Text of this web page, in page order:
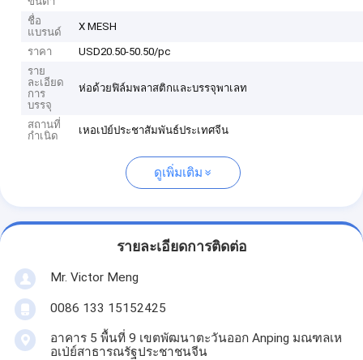
ชื่อ
แบรนด์
X MESH
ราคา
USD20.50-50.50/pc
ราย
ละเอียด
การ
บรรจุ
ห่อด้วยฟิล์มพลาสติกและบรรจุพาเลท
สถานที่
กำเนิด
เหอเป่ย์ประชาสัมพันธ์ประเทศจีน
ดูเพิ่มเติม
รายละเอียดการติดต่อ
Mr. Victor Meng
0086 133 15152425
อาคาร 5 พื้นที่ 9 เขตพัฒนาตะวันออก Anping มณฑลเห
อเป่ย์สาธารณรัฐประชาชนจีน